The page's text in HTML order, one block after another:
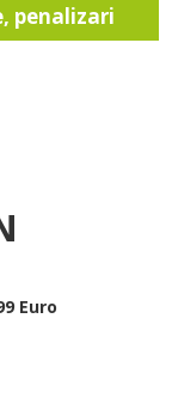
penalizari
Euro